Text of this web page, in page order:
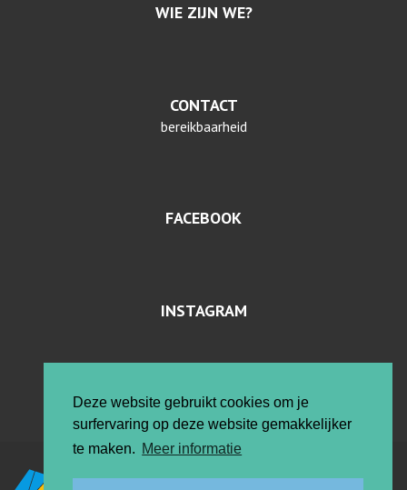
Deze website gebruikt cookies om je
surfervaring op deze website gemakkelijker
te maken. Meer informatie
WIE ZIJN WE?
CONTACT
bereikbaarheid
FACEBOOK
INSTAGRAM
PRIVACYVERKLARING EN COOKIES
Vrije ateliers